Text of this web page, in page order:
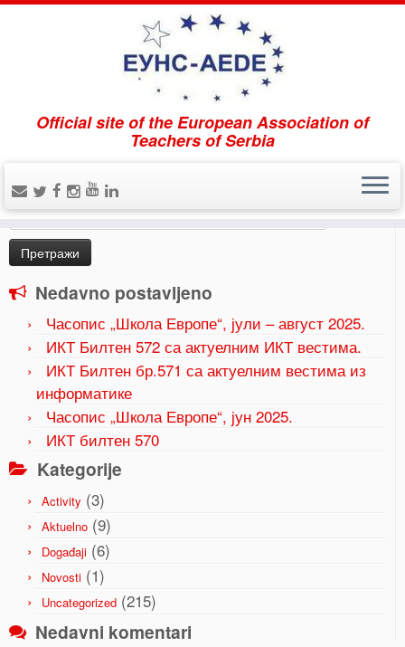
Official site of the European Association of
Teachers of Serbia
Home » Uncategorized » ЕВРОПСКИ ШКОЛСКИ
СПОРТСКИ ДАН 24.09.2021. г
Pretraži
Претрага
за:
Nedavno postavljeno
Часопис „Школа Европе“, јули – август 2025.
ИКТ Билтен 572 са актуелним ИКТ вестима.
ИКТ Билтен бр.571 са актуелним вестима из
информатике
Часопис „Школа Европе“, јун 2025.
ИКТ билтен 570
Kategorije
Activity (3)
Aktuelno (9)
Događaji (6)
Novosti (1)
Uncategorized (215)
Nedavni komentari